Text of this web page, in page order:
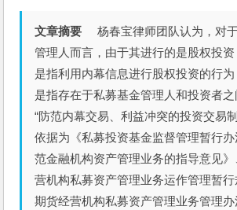
文章摘要 杨春宝律师团队认为，对
管理人而言，由于其进行的是股权投
是指利用内幕信息进行股权投资的行为
是指存在于私募基金管理人和投资者之
“防范内幕交易、利益冲突的投资交易
依据为《私募投资基金监督管理暂行
范金融机构资产管理业务的指导意见
营机构私募资产管理业务运作管理暂
期货经营机构私募资产管理业务管理